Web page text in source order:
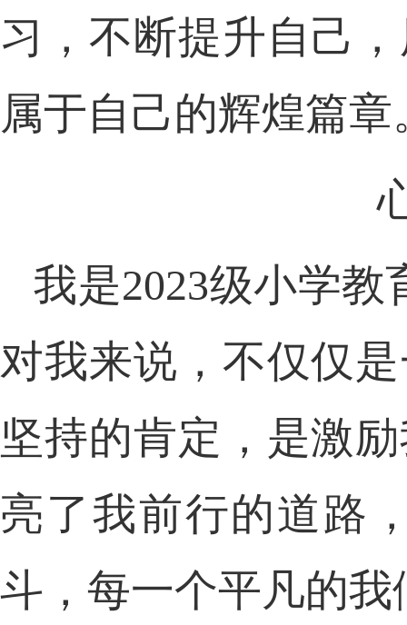
习，不断提升自己
属于自己的辉煌篇章
我是2023级小学教
对我来说，不仅仅
坚持的肯定，是激
亮了我前行的道路
斗，每一个平凡的